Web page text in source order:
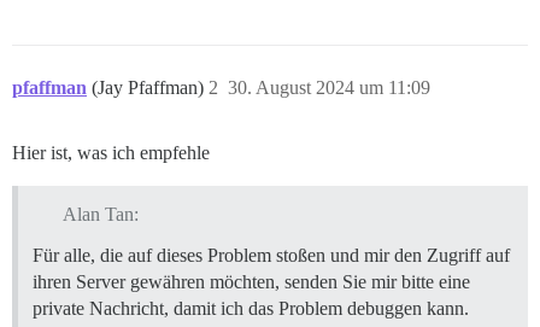
I, [2024-08-30T10:43:08.180883 #1]  INFO -- :
I, [2024-08-30T10:43:08.182939 #1]  INFO -- : >
elif [ -e /shared/postgres_run/.s.PGSQL.5432 ]; then
socat /dev/null UNIX-CONNECT:/shared/
fi
2024/08/30 10:43:08 socat[28] E connect(, AF=1 "/
I, [2024-08-30T10:43:08.270928 #1]  INFO -- :
pfaffman (Jay Pfaffman) 30. August 2024 um 11:09
2
Hier ist, was ich empfehle
Alan Tan:
Für alle, die auf dieses Problem stoßen und mir den Zugriff auf
ihren Server gewähren möchten, senden Sie mir bitte eine
private Nachricht, damit ich das Problem debuggen kann.